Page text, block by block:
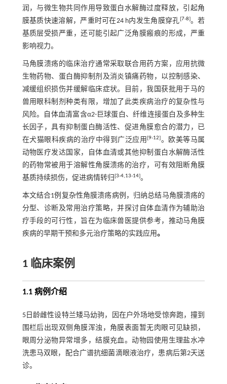
润，与微生物共同作用导致蛋白水解酶过度释放，引起角
膜基质快速溶解，严重时可在24 h内发生角膜穿孔[7-8]。若
基质层受损严重，还可能引起广泛角膜瘢痕的形成，严重
影响视力。
马角膜溃疡的临床治疗通常采取联合用药方案，应用抗微
生物药物、蛋白酶抑制剂及消炎镇痛药物，以控制感染、
减缓组织损伤并缓解临床症状。目前，我国获批用于马的
兽用眼科制剂种类有限，增加了此类疾病治疗的复杂性与
风险。自体血清富含α2-巨球蛋白、纤维连接蛋白及多种生
长因子，具有抑制蛋白酶活性、促进角膜愈合的潜力，已
在犬猫眼科疾病的治疗中得到广泛应用[9-12]。欧美等马属
动物医疗发达国家，自体血清或其他抑制蛋白水解酶活性
的药物常被用于溶解性角膜溃疡的治疗，可有效阻断角膜
基质持续损伤，促进病情转归 [3-4,13-14]。
本文结合1例复杂性角膜溃疡病例，归纳总结马角膜溃疡的
分型、诊断及常用治疗策略，并探讨自体血清作为辅助治
疗手段的可行性，旨在为临床兽医提供参考，推动马角膜
疾病的早期干预和多元治疗策略的实践应用。
1 临床案例
1.1 病例介绍
5日龄雌性设特兰矮马幼驹，因在户外场地受惊奔跑，撞到
围栏后出现双侧角膜浑浊，角膜表面暂无肉眼可见缺损，
眼周分泌物异常增多，结膜充血。动物园使用生理盐水冲
洗患马双眼，配合广谱抗细菌滴眼液治疗，患病后第2天送
诊。